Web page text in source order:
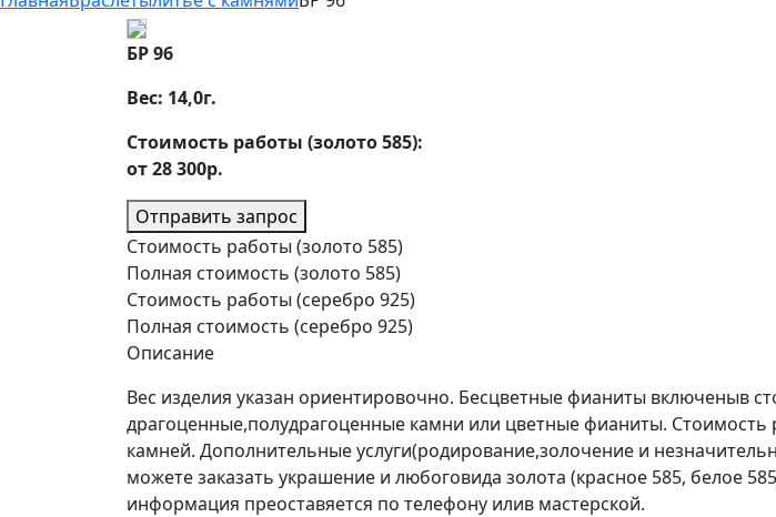
БР 96
Вес: 14,0г.
Стоимость работы (золото 585):
от 28 300р.
Отправить запрос
Стоимость работы (золото 585)
Полная стоимость (золото 585)
Стоимость работы (серебро 925)
Полная стоимость (серебро 925)
Описание
Вес изделия указан ориентировочно. Бесцветные фианиты включеныв
драгоценные,полудрагоценные камни или цветные фианиты. Стоимость
камней. Дополнительные услуги(родирование,золочение и
можете заказать украшение и любоговида золота (красное 585, белое
информация преоставяется по телефону илив мастерской.